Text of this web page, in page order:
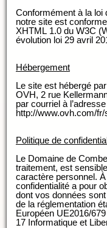
Conformément à la loi
notre site est
XHTML 1.0 du W3C
évolution loi 29 avril
Hébergement
Le site est hébergé
OVH, 2 rue
par courriel à
http://www.ovh.com/fr/
Politique de
Le Domaine de
traitement, est
caractère personnel.
confidentialité a pour
dont vos données sont traitées et
de la réglementation
Européen UE2016/
17 Informatique et